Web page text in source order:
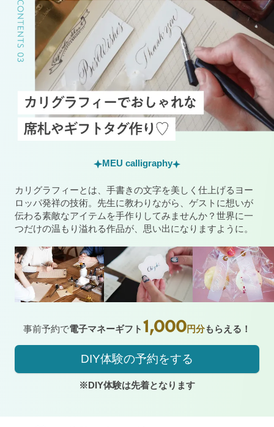
MEU calligraphy
カリグラフィーとは、手書きの文字を美しく仕上げるヨー
ロッパ発祥の技術。先生に教わりながら、ゲストに想いが
伝わる素敵なアイテムを手作りしてみませんか？世界に一
つだけの温もり溢れる作品が、思い出になりますように。
事前予約で電子マネーギフト 1,000円分もらえる！
DIY体験の予約をする
※DIY体験は先着となります